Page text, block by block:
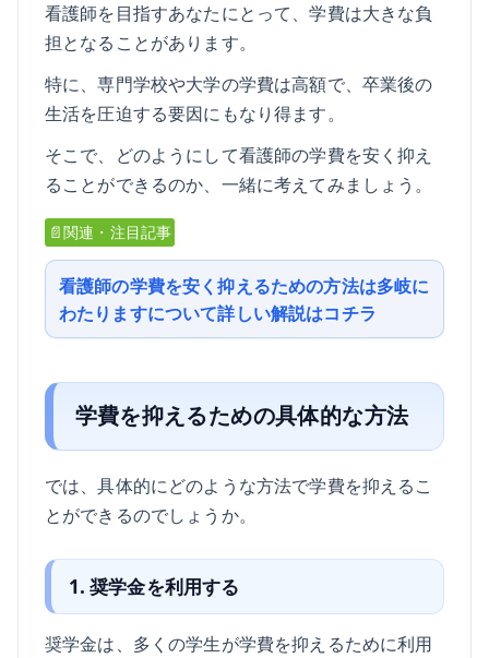
看護師を目指すあなたにとって、学費は大きな負
担となることがあります。
特に、専門学校や大学の学費は高額で、卒業後の
生活を圧迫する要因にもなり得ます。
そこで、どのようにして看護師の学費を安く抑え
ることができるのか、一緒に考えてみましょう。
📄関連・注目記事
看護師の学費を安く抑えるための方法は多岐に
わたりますについて詳しい解説はコチラ
学費を抑えるための具体的な方法
では、具体的にどのような方法で学費を抑えるこ
とができるのでしょうか。
1. 奨学金を利用する
奨学金は、多くの学生が学費を抑えるために利用